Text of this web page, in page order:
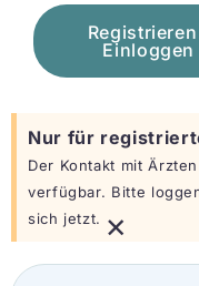
Einloggen
Nur für
Der Kontakt mit
verfügbar. Bitte
sich jetzt. ×